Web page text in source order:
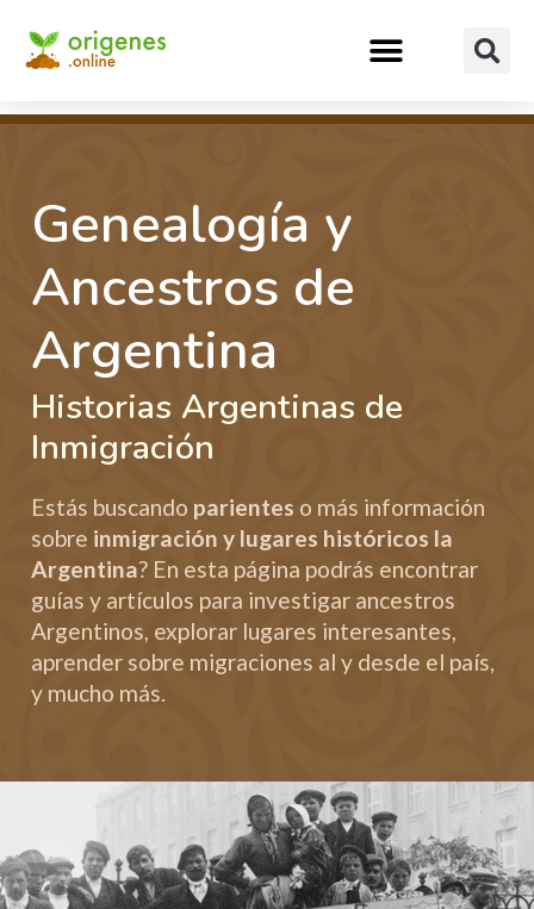
Genealogía y
Ancestros de
Argentina
Historias Argentinas de
Inmigración
Estás buscando parientes o más información
sobre inmigración y lugares históricos la
Argentina? En esta página podrás encontrar
guías y artículos para investigar ancestros
Argentinos, explorar lugares interesantes,
aprender sobre migraciones al y desde el país,
y mucho más.